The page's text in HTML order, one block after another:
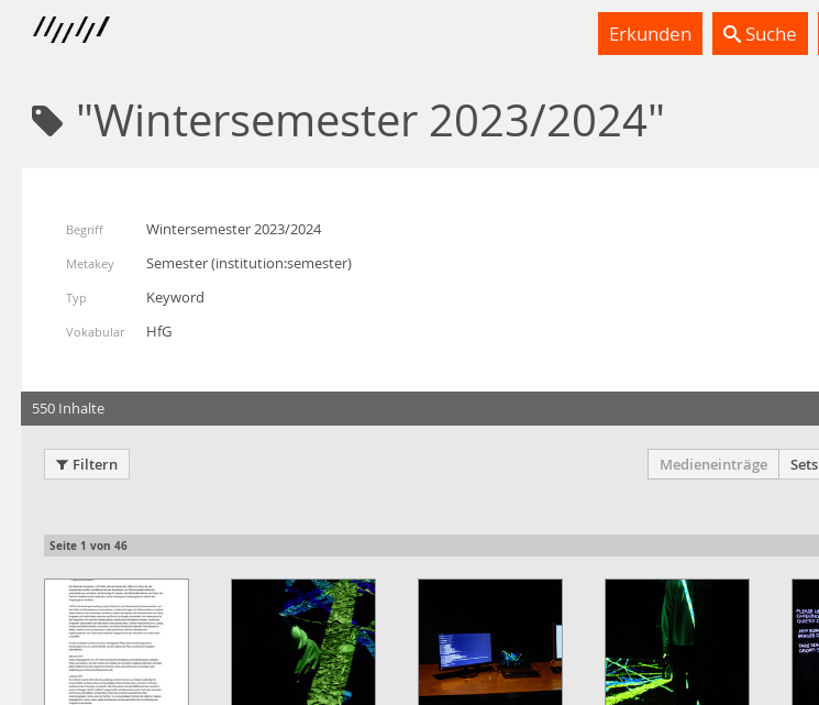
Erkunden Suche
"Wintersemester 2023/2024"
Begriff Wintersemester 2023/2024
Metakey Semester(institution:semester)
Typ Keyword
Vokabular HfG
550 Inhalte
Filtern Medieneinträge Sets
Seite 1 von 46